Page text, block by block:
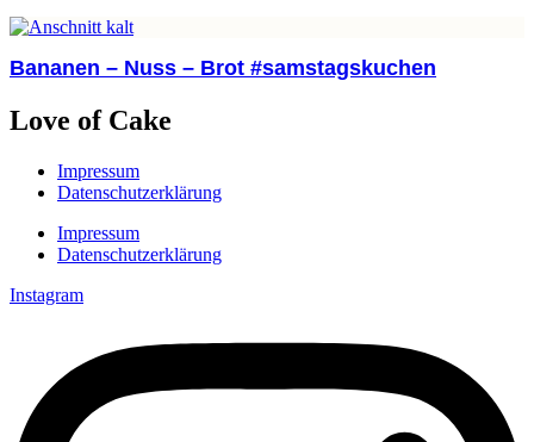
Bananen – Nuss – Brot #samstagskuchen
Love of Cake
Impressum
Datenschutzerklärung
Impressum
Datenschutzerklärung
Instagram